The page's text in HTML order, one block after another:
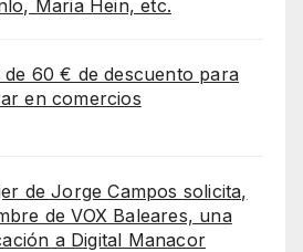
Maria Hein, etc.
de 60 € de descuento para
en comercios
de Jorge Campos solicita,
de VOX Baleares, una
a Digital Manacor